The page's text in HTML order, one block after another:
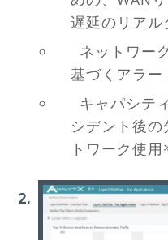
遅延のリアル
ネットワーク
基づくアラー
キャパシティ
シデント後
トワーク使用